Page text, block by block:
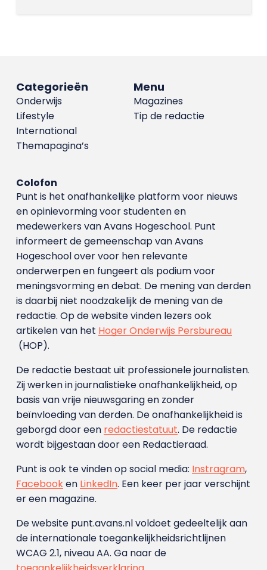
Menu
Magazines
Tip de redactie
Categorieën
Onderwijs
Lifestyle
International
Themapagina’s
Colofon
Punt is het onafhankelijke platform voor nieuws
en opinievorming voor studenten en
medewerkers van Avans Hoge­school. Punt
informeert de gemeenschap van Avans
Hogeschool over voor hen relevante
onderwerpen en fungeert als podium voor
meningsvorming en debat. De mening van derden
is daarbij niet noodzakelijk de mening van de
redactie. Op de website vinden lezers ook
artikelen van het Hoger Onderwijs Persbureau
(HOP).
De redactie bestaat uit professionele journalisten.
Zij werken in journalistieke onafhankelijkheid, op
basis van vrije nieuwsgaring en zonder
beïnvloeding van derden. De onafhankelijkheid is
geborgd door een redactiestatuut. De redactie
wordt bijgestaan door een Redactieraad.
Punt is ook te vinden op social media: Instragram,
Facebooken LinkedIn. Een keer per jaar verschijnt
er een magazine.
De website punt.avans.nl voldoet gedeeltelijk aan
de internationale toegankelijkheidsrichtlijnen
WCAG 2.1, niveau AA. Ga naar de